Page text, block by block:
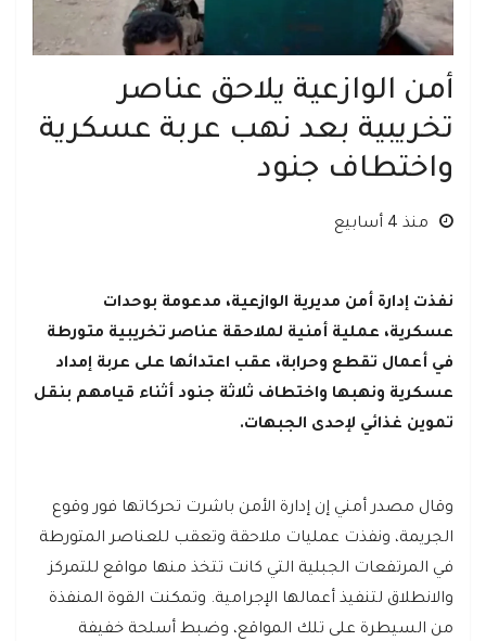
أمن الوازعية يلاحق عناصر
تخريبية بعد نهب عربة عسكرية
واختطاف جنود
منذ 4 أسابيع
نفذت إدارة أمن مديرية الوازعية، مدعومة بوحدات
عسكرية، عملية أمنية لملاحقة عناصر تخريبية متورطة
في أعمال تقطع وحرابة، عقب اعتدائها على عربة إمداد
عسكرية ونهبها واختطاف ثلاثة جنود أثناء قيامهم بنقل
تموين غذائي لإحدى الجبهات.
وقال مصدر أمني إن إدارة الأمن باشرت تحركاتها فور وقوع
الجريمة، ونفذت عمليات ملاحقة وتعقب للعناصر المتورطة
في المرتفعات الجبلية التي كانت تتخذ منها مواقع للتمركز
والانطلاق لتنفيذ أعمالها الإجرامية. وتمكنت القوة المنفذة
من السيطرة على تلك المواقع، وضبط أسلحة خفيفة